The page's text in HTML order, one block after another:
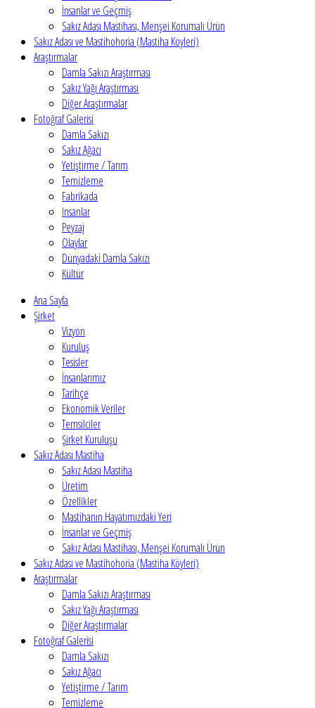
İnsanlar ve Geçmiş
Sakız Adası Mastihası, Menşei Korumalı Ürün
Sakız Adası ve Mastihohoria (Mastiha Köyleri)
Araştırmalar
Damla Sakızı Araştırması
Sakız Yağı Araştırması
Diğer Araştırmalar
Fotoğraf Galerisi
Damla Sakızı
Sakız Ağacı
Yetiştirme / Tarım
Temizleme
Fabrikada
Insanlar
Peyzaj
Olaylar
Dünyadaki Damla Sakızı
Kültür
Ana Sayfa
Şirket
Vizyon
Kuruluş
Tesisler
İnsanlarımız
Tarihçe
Ekonomik Veriler
Temsilciler
Şirket Kuruluşu
Sakız Adası Mastiha
Sakız Adası Mastiha
Üretim
Özellikler
Mastihanın Hayatımızdaki Yeri
İnsanlar ve Geçmiş
Sakız Adası Mastihası, Menşei Korumalı Ürün
Sakız Adası ve Mastihohoria (Mastiha Köyleri)
Araştırmalar
Damla Sakızı Araştırması
Sakız Yağı Araştırması
Diğer Araştırmalar
Fotoğraf Galerisi
Damla Sakızı
Sakız Ağacı
Yetiştirme / Tarım
Temizleme